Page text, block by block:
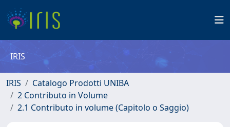
IRIS
IRIS
Catalogo Prodotti UNIBA
2 Contributo in Volume
2.1 Contributo in volume (Capitolo o Saggio)